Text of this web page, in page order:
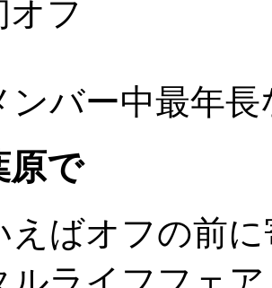
オフ
ンバー中最年
原で
えばオフの前